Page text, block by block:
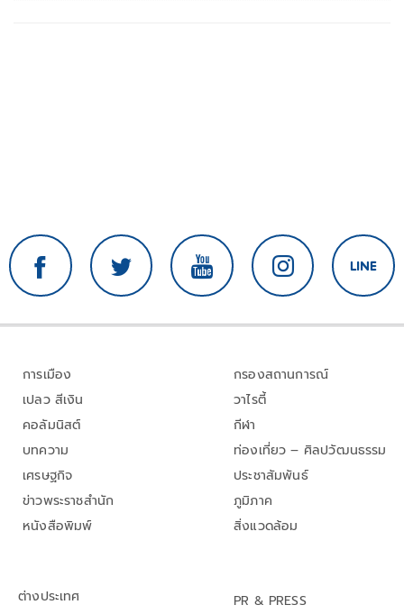
การเมือง
เปลว สีเงิน
คอลัมนิสต์
บทความ
เศรษฐกิจ
ข่าวพระราชสำนัก
หนังสือพิมพ์
กรองสถานการณ์
วาไรตี้
กีฬา
ท่องเที่ยว – ศิลปวัฒนธรรม
ประชาสัมพันธ์
ภูมิภาค
สิ่งแวดล้อม
ต่างประเทศ
PR & PRESS